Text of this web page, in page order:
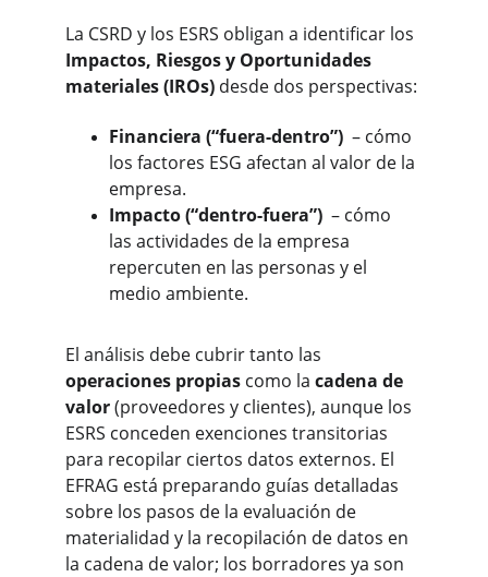
La CSRD y los ESRS obligan a identificar los
Impactos, Riesgos y Oportunidades
materiales (IROs) desde dos perspectivas:
Financiera (“fuera-dentro”) – cómo
los factores ESG afectan al valor de la
empresa.
Impacto (“dentro-fuera”) – cómo
las actividades de la empresa
repercuten en las personas y el
medio ambiente.
El análisis debe cubrir tanto las
operaciones propias como la cadena de
valor (proveedores y clientes), aunque los
ESRS conceden exenciones transitorias
para recopilar ciertos datos externos. El
EFRAG está preparando guías detalladas
sobre los pasos de la evaluación de
materialidad y la recopilación de datos en
la cadena de valor; los borradores ya son